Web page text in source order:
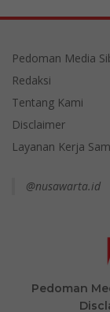
Pedoman Media
Redaksi
Tentang Kami
Disclaimer
Layanan Kerja
@nusawarta.id
Pedoman